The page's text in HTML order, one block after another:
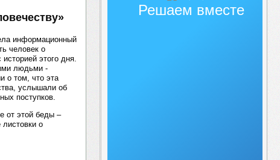
информационный
человек о
этого дня.
людьми -
о том, что эта
услышали об
поступков.
от этой беды –
о
Решаем вместе